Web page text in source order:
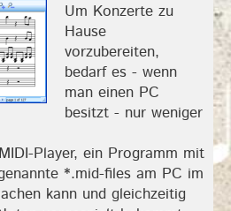
Um Konzerte zu
Hause
vorzubereiten,
bedarf es - wenn
man einen PC
besitzt - nur weniger
Player, ein Programm mit
*.mid-files am PC im
kann und gleichzeitig